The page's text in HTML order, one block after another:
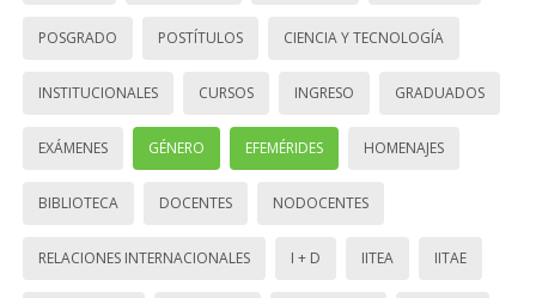
POSGRADO POSTÍTULOS CIENCIA Y TECNOLOGÍA
INSTITUCIONALES CURSOS INGRESO GRADUADOS
EXÁMENES GÉNERO EFEMÉRIDES HOMENAJES
BIBLIOTECA DOCENTES NODOCENTES
RELACIONES INTERNACIONALES I + D IITEA IITAE